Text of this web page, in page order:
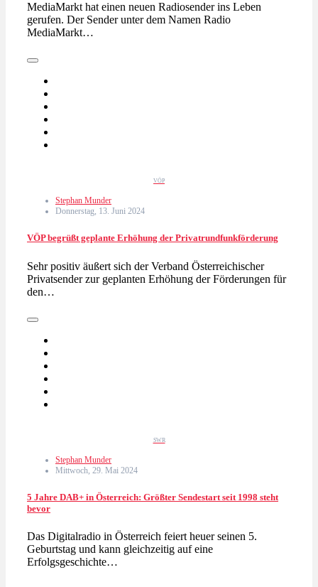
MediaMarkt hat einen neuen Radiosender ins Leben
gerufen. Der Sender unter dem Namen Radio
MediaMarkt…
VÖP
Stephan Munder
Donnerstag, 13. Juni 2024
VÖP begrüßt geplante Erhöhung der Privatrundfunkförderung
Sehr positiv äußert sich der Verband Österreichischer
Privatsender zur geplanten Erhöhung der Förderungen für
den…
SWR
Stephan Munder
Mittwoch, 29. Mai 2024
5 Jahre DAB+ in Österreich: Größter Sendestart seit 1998 steht
bevor
Das Digitalradio in Österreich feiert heuer seinen 5.
Geburtstag und kann gleichzeitig auf eine
Erfolgsgeschichte…